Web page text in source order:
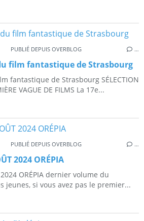
PUBLIÉ DEPUIS OVERBLOG …
film fantastique de Strasbourg
fantastique de Strasbourg SÉLECTION
VAGUE DE FILMS La 17e...
PUBLIÉ DEPUIS OVERBLOG …
2024 ORÉPIA
2024 ORÉPIA dernier volume du
jeunes, si vous avez pas le premier...